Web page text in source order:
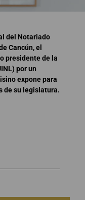
del Notariado
Cancún, el
presidente de la
por un
expone para
de su legislatura.